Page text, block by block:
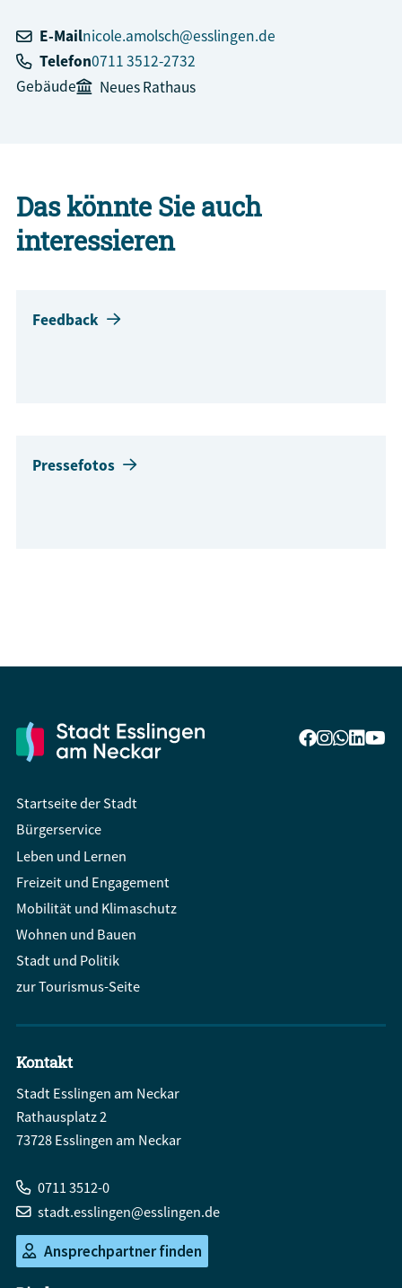
E-Mailnicole.amolsch@esslingen.de
Telefon0711 3512-2732
Gebäude
Neues Rathaus
Das könnte Sie auch
interessieren
Feedback
Pressefotos
Startseite der Stadt
Bürgerservice
Leben und Lernen
Freizeit und Engagement
Mobilität und Klimaschutz
Wohnen und Bauen
Stadt und Politik
zur Tourismus-Seite
Kontakt
Stadt Esslingen am Neckar
Rathausplatz 2
73728 Esslingen am Neckar
0711 3512-0
stadt.esslingen@esslingen.de
Ansprechpartner finden